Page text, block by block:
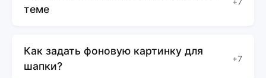
теме
Как задать фоновую картинку для
шапки?
+7